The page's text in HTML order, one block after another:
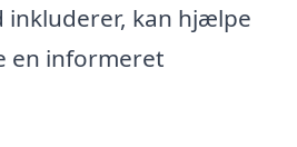
inkluderer, kan hjælpe
en informeret